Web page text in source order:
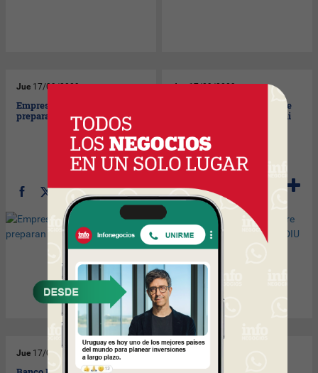
Jue 17/09/2009
Empresarios uruguayos
preparan valijas para Murcia.
Jue17/09/2009
El Círculo Católico no quiere
entregar anticonceptivos ni
Jue 17/09/2009 Mié